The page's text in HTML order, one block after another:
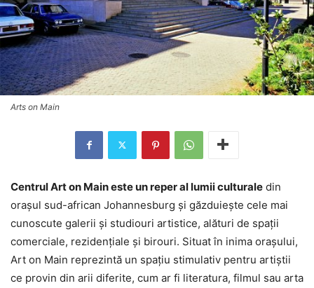
Arts on Main
Centrul Art on Main este un reper al lumii culturale din
oraşul sud-african Johannesburg şi găzduieşte cele mai
cunoscute galerii şi studiouri artistice, alături de spaţii
comerciale, rezidenţiale şi birouri. Situat în inima oraşului,
Art on Main reprezintă un spaţiu stimulativ pentru artiştii
ce provin din arii diferite, cum ar fi literatura, filmul sau arta